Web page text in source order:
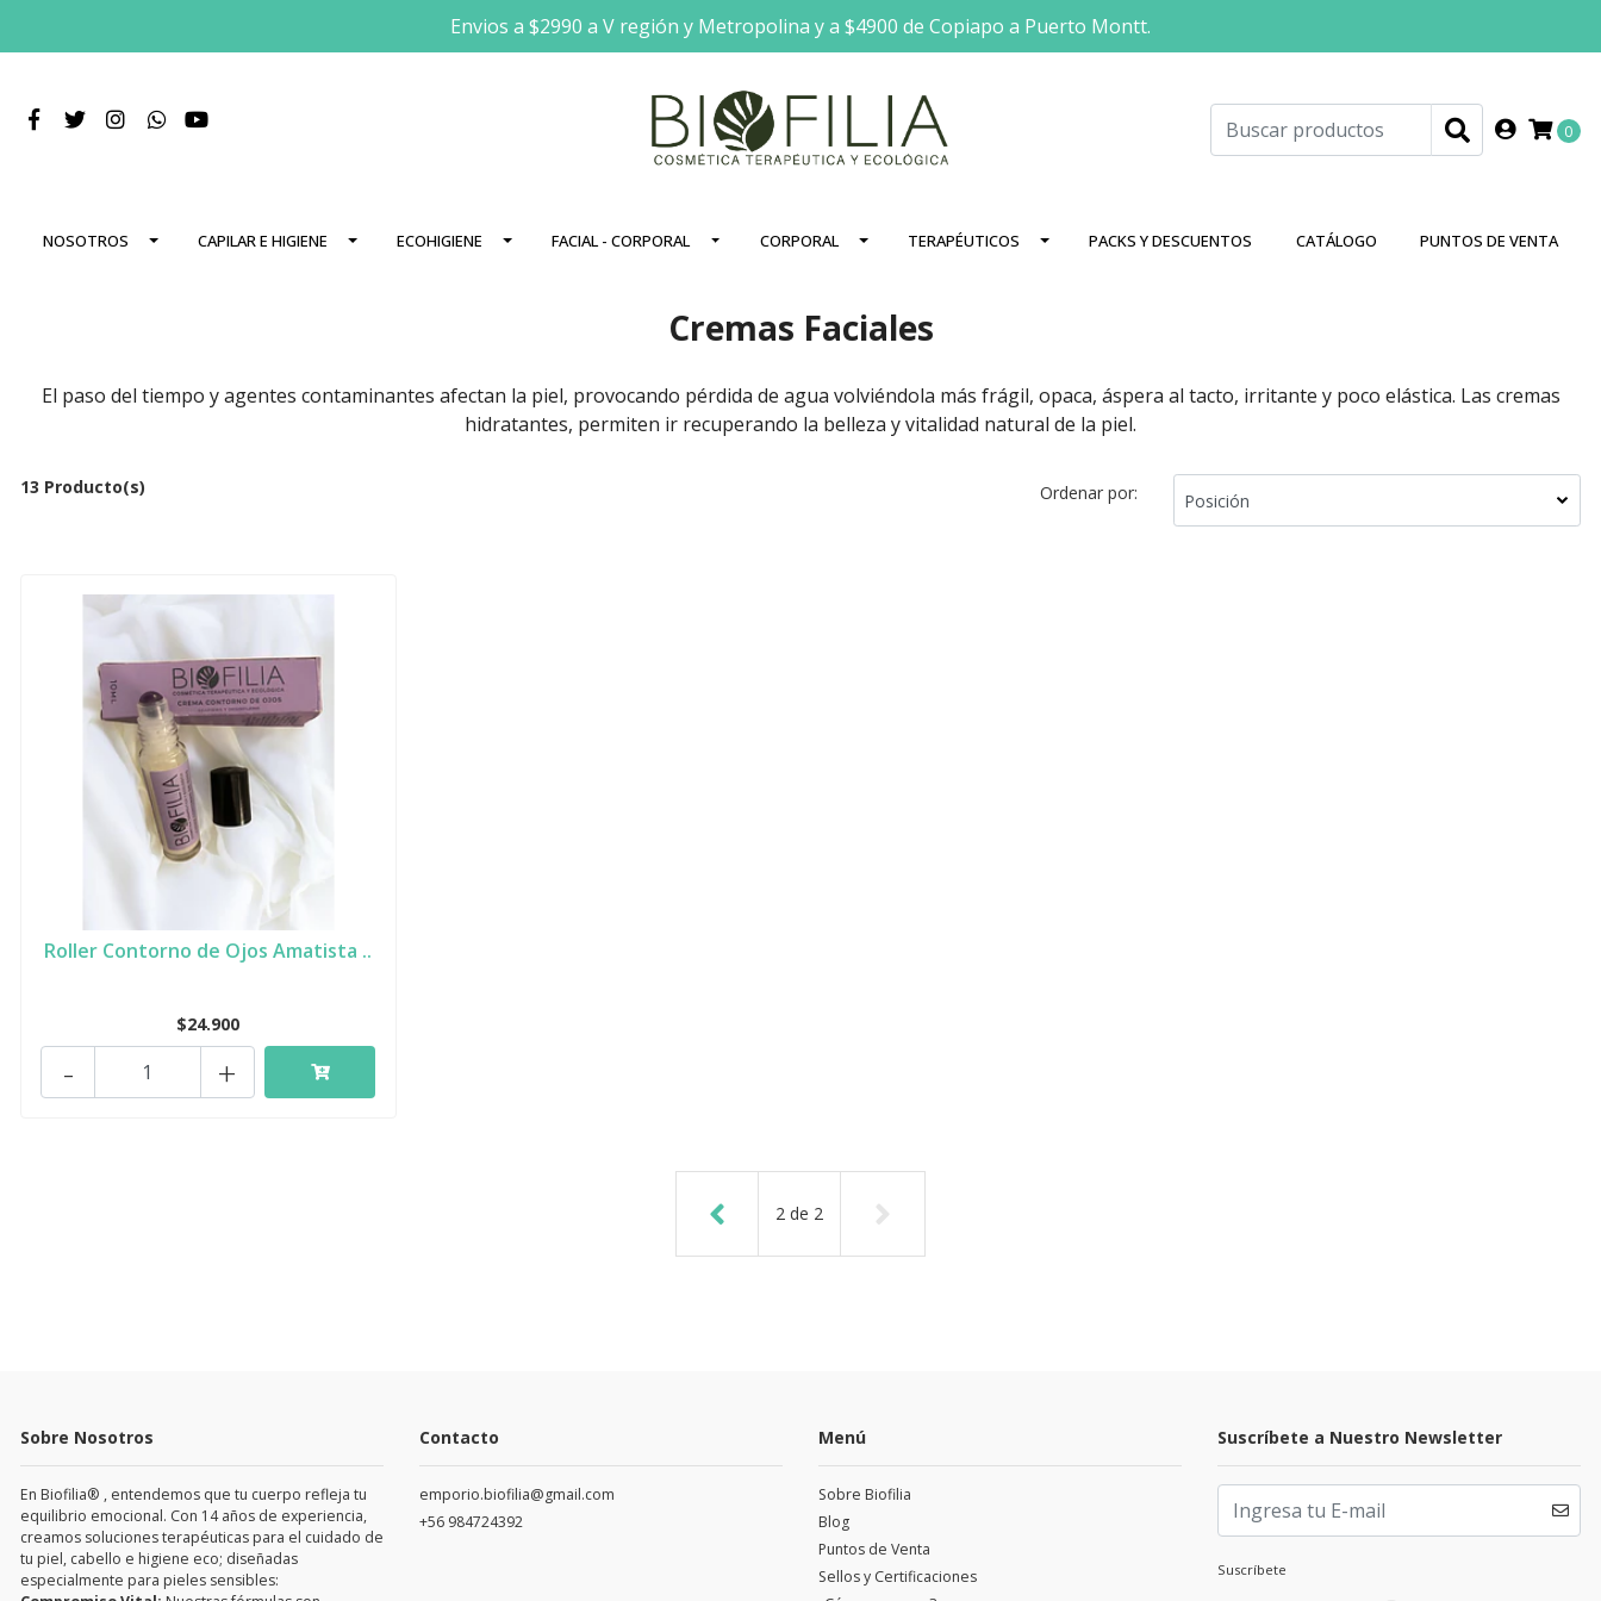
Envios a $2990 a V región y Metropolina y a $4900 de Copiapo a Puerto Montt.
0
NOSOTROS CAPILAR E HIGIENE ECOHIGIENE FACIAL - CORPORAL CORPORAL TERAPÉUTICOS PACKS Y DESCUENTOS CATÁLOGO PUNTOS DE VENTA
Cremas Faciales
El paso del tiempo y agentes contaminantes afectan la piel, provocando pérdida de agua volviéndola más frágil, opaca, áspera al tacto, irritante y poco elástica. Las cremas
hidratantes, permiten ir recuperando la belleza y vitalidad natural de la piel.
13 Producto(s) Ordenar por:
Roller Contorno de Ojos Amatista ..
$24.900
+
-
2 de 2
Sobre Nosotros
En Biofilia® , entendemos que tu cuerpo refleja tu
equilibrio emocional. Con 14 años de experiencia,
creamos soluciones terapéuticas para el cuidado de
tu piel, cabello e higiene eco; diseñadas
especialmente para pieles sensibles:
Contacto
emporio.biofilia@gmail.com
+56 984724392
Menú
Sobre Biofilia
Blog
Puntos de Venta
Sellos y Certificaciones
Suscríbete a Nuestro Newsletter
Suscríbete